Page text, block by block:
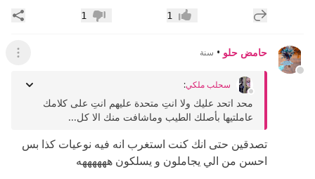
إضافة رد جديد إعجاب1 عدم إعجاب
1
حامض حلو • سنة عرض
سحلب ملكي:
محد اتحد عليك ولا انتِ متحدة عليهم انتِ على كلامك
عاملتيها بأصلك الطيب وماشافت منك الا كل...
تصدقين حتى انك كنت استغرب انه فيه نوعيات كذا بس
احسن من الي يجاملون و يسلكون ههههههه